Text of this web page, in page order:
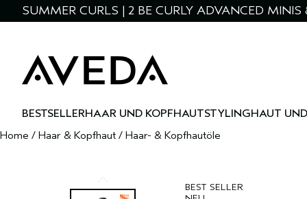
SUMMER CURLS | 2 BE CURLY ADVANCED
BESTSELLERHAAR UND KOPFHAUTSTYLINGHAUT
Home / Haar & Kopfhaut / Haar- & Kopfhautöle
BEST SELLER